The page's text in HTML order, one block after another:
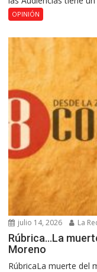
OPINIÓN
julio 14, 2026 La
Rúbrica…La
Moreno
RúbricaLa muerte del